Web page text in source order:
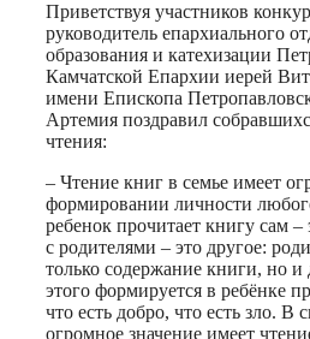
Приветствуя участников
руководитель епархиального
образования и катехизации
Камчатской Епархии иерей
имени Епископа
Артемия поздравил
чтения:
– Чтение книг в семье имеет
формировании личности
ребенок прочитает книгу сам –
с родителями – это другое:
только содержание книги, но
этого формируется в ребёнке
что есть добро, что есть зло. В
огромное значение имеет